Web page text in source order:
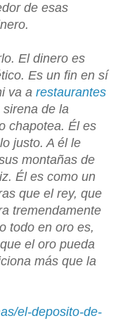
de esas
El dinero es
Es un fin en sí
va a restaurantes
sirena de la
chapotea. Él es
justo. A él le
montañas de
Él es como un
que el rey, que
tremendamente
todo en oro es,
el oro pueda
más que la
el-deposito-de-